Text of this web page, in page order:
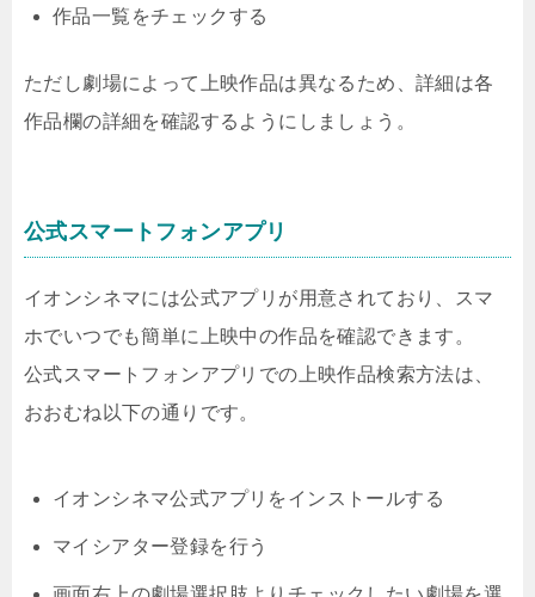
作品一覧をチェックする
ただし劇場によって上映作品は異なるため、詳細は各
作品欄の詳細を確認するようにしましょう。
公式スマートフォンアプリ
イオンシネマには公式アプリが用意されており、スマ
ホでいつでも簡単に上映中の作品を確認できます。
公式スマートフォンアプリでの上映作品検索方法は、
おおむね以下の通りです。
イオンシネマ公式アプリをインストールする
マイシアター登録を行う